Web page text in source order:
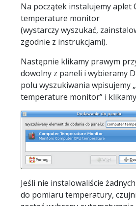
Na początek instalujemy aplet
temperature monitor
(wystarczy wyszukać,
zgodnie z instrukcjami).
Następnie klikamy prawym
dowolny z paneli i wybieramy
polu wyszukiwania wpisujemy
temperature monitor” i
Jeśli nie instalowaliście
do pomiaru temperatury,